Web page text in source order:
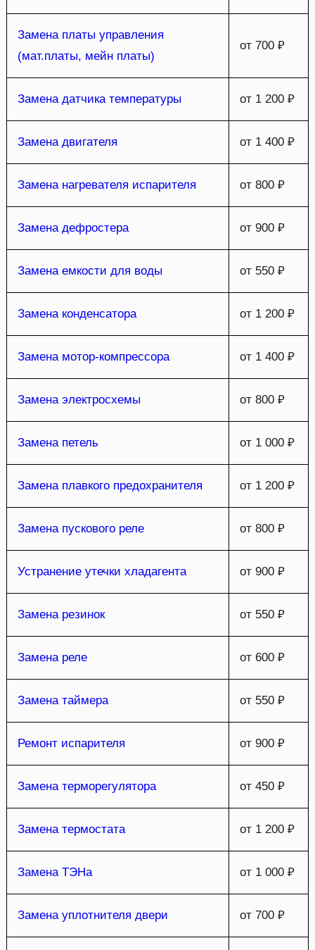
Замена платы управления
(мат.платы, мейн платы)
от 700 ₽
Замена датчика температуры от 1 200 ₽
Замена двигателя от 1 400 ₽
Замена нагревателя испарителя от 800 ₽
Замена дефростера от 900 ₽
Замена емкости для воды от 550 ₽
Замена конденсатора от 1 200 ₽
Замена мотор-компрессора от 1 400 ₽
Замена электросхемы от 800 ₽
Замена петель от 1 000 ₽
Замена плавкого предохранителя от 1 200 ₽
Замена пускового реле от 800 ₽
Устранение утечки хладагента от 900 ₽
Замена резинок от 550 ₽
Замена реле от 600 ₽
Замена таймера от 550 ₽
Ремонт испарителя от 900 ₽
Замена терморегулятора от 450 ₽
Замена термостата от 1 200 ₽
Замена ТЭНа от 1 000 ₽
Замена уплотнителя двери от 700 ₽